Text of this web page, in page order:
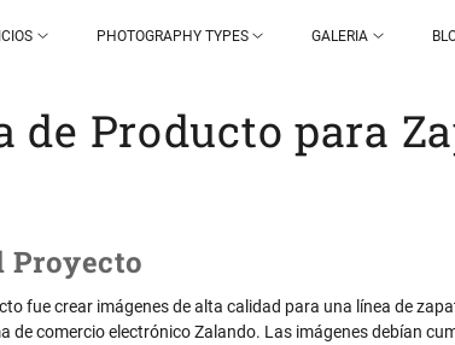
PHOTOGRAPHY TYPES GALERIA
de Producto para
Proyecto
fue crear imágenes de alta calidad para una línea de
de comercio electrónico Zalando. Las imágenes debían